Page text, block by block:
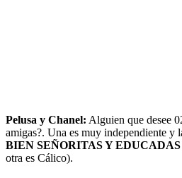
Pelusa y Chanel: Alguien que desee
amigas?. Una es muy independiente y
BIEN SEÑORITAS Y EDUCADAS
otra es Cálico).